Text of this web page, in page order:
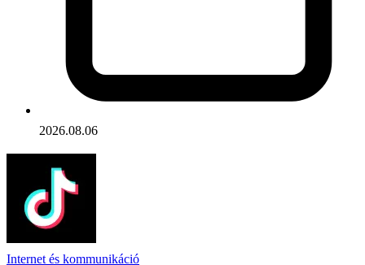
2026.08.06
Internet és kommunikáció